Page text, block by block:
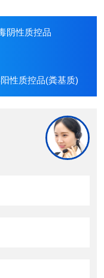
阴性质控品
性质控品(粪基质)